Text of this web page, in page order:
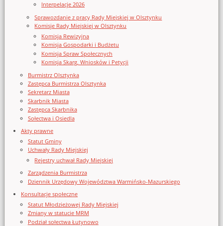
Interpelacje 2026
Sprawozdanie z pracy Rady Miejskiej w Olsztynku
Komisje Rady Miejskiej w Olsztynku
Komisja Rewizyjna
Komisja Gospodarki i Budżetu
Komisja Spraw Społecznych
Komisja Skarg, Wniosków i Petycji
Burmistrz Olsztynka
Zastępca Burmistrza Olsztynka
Sekretarz Miasta
Skarbnik Miasta
Zastępca Skarbnika
Sołectwa i Osiedla
Akty prawne
Statut Gminy
Uchwały Rady Miejskiej
Rejestry uchwał Rady Miejskiej
Zarządzenia Burmistrza
Dziennik Urzędowy Województwa Warmińsko-Mazurskiego
Konsultacje społeczne
Statut Młodzieżowej Rady Miejskiej
Zmiany w statucie MRM
Podział sołectwa Łutynowo